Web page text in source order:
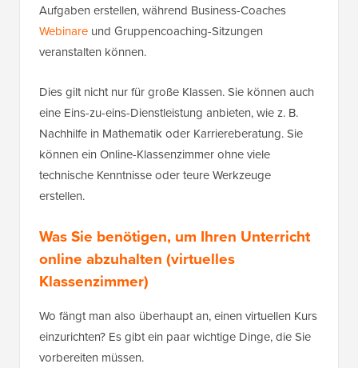
Aufgaben erstellen, während Business-Coaches
Webinare und Gruppencoaching-Sitzungen
veranstalten können.
Dies gilt nicht nur für große Klassen. Sie können auch
eine Eins-zu-eins-Dienstleistung anbieten, wie z. B.
Nachhilfe in Mathematik oder Karriereberatung. Sie
können ein Online-Klassenzimmer ohne viele
technische Kenntnisse oder teure Werkzeuge
erstellen.
Was Sie benötigen, um Ihren Unterricht
online abzuhalten (virtuelles
Klassenzimmer)
Wo fängt man also überhaupt an, einen virtuellen Kurs
einzurichten? Es gibt ein paar wichtige Dinge, die Sie
vorbereiten müssen.